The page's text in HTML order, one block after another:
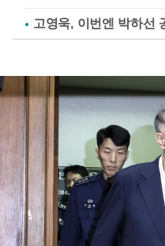
고영욱, 이번엔 박하